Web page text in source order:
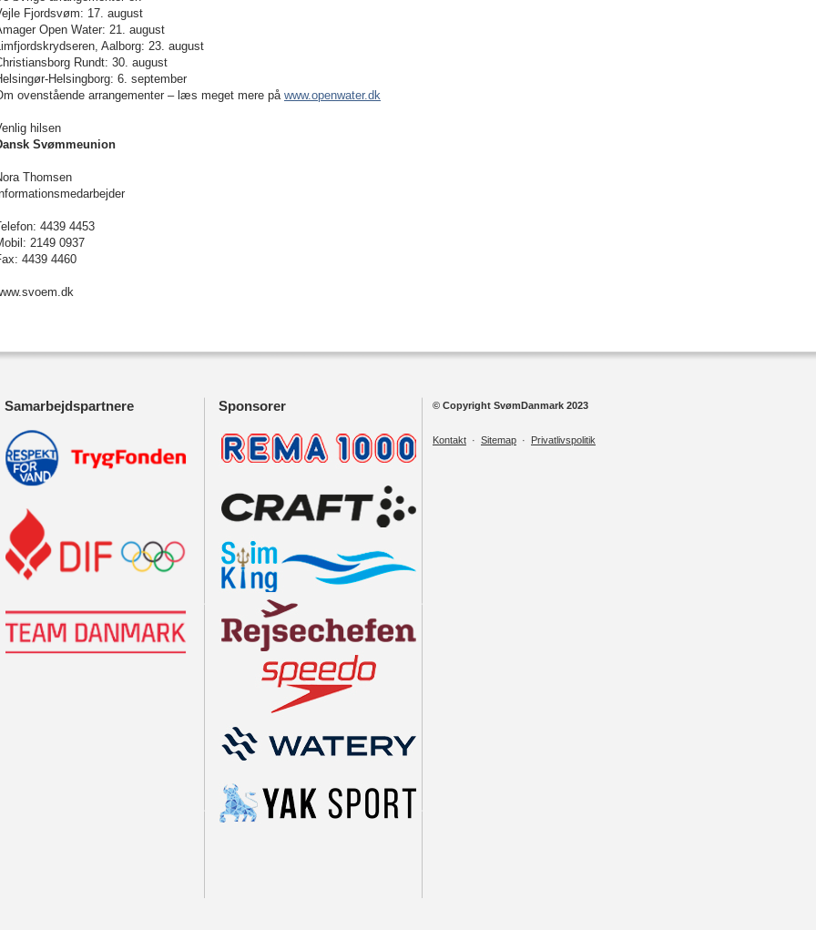
Fjordsvøm: 17. august
Open Water: 21. august
Aalborg: 23. august
Rundt: 30. august
Helsingborg: 6. september
ovenstående arrangementer – læs meget mere på www.openwater.dk
hilsen
Svømmeunion
Thomsen
4439 4453
2149 0937
4439 4460
Samarbejdspartnere Sponsorer © Copyright SvømDanmark 2023
Kontakt · Sitemap · Privatlivspolitik